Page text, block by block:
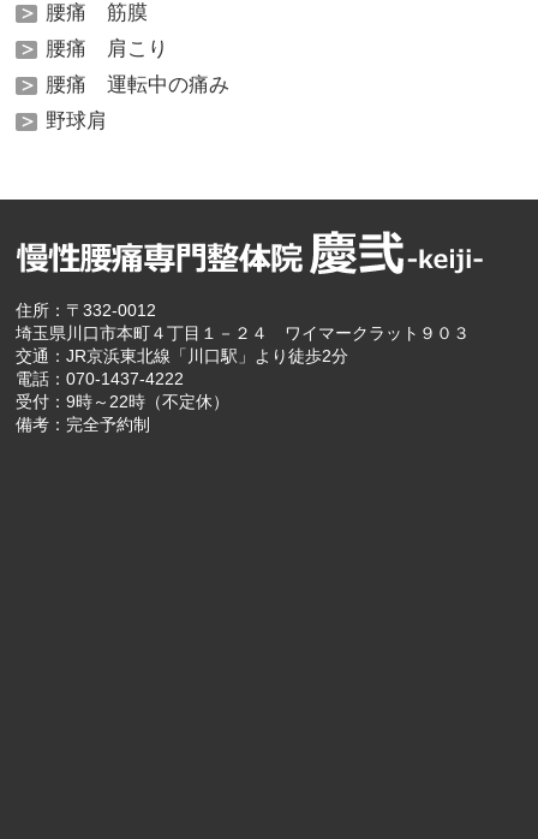
腰痛 筋膜
腰痛 肩こり
腰痛 運転中の痛み
野球肩
住所：〒332-0012
埼玉県川口市本町４丁目１－２４ ワイマークラット９０３
交通：JR京浜東北線「川口駅」より徒歩2分
電話：070-1437-4222
受付：9時～22時（不定休）
備考：完全予約制